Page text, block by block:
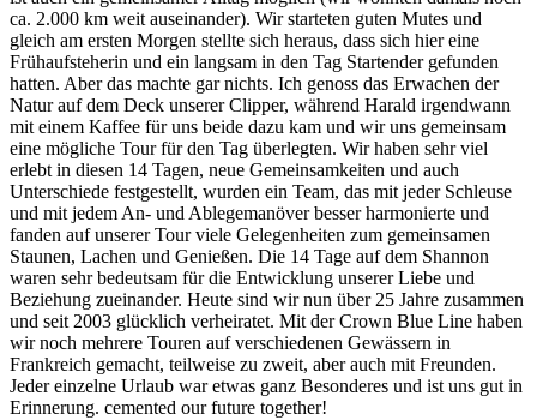
ca. 2.000 km weit auseinander). Wir starteten guten Mutes und
gleich am ersten Morgen stellte sich heraus, dass sich hier eine
Frühaufsteherin und ein langsam in den Tag Startender gefunden
hatten. Aber das machte gar nichts. Ich genoss das Erwachen der
Natur auf dem Deck unserer Clipper, während Harald irgendwann
mit einem Kaffee für uns beide dazu kam und wir uns gemeinsam
eine mögliche Tour für den Tag überlegten. Wir haben sehr viel
erlebt in diesen 14 Tagen, neue Gemeinsamkeiten und auch
Unterschiede festgestellt, wurden ein Team, das mit jeder Schleuse
und mit jedem An- und Ablegemanöver besser harmonierte und
fanden auf unserer Tour viele Gelegenheiten zum gemeinsamen
Staunen, Lachen und Genießen. Die 14 Tage auf dem Shannon
waren sehr bedeutsam für die Entwicklung unserer Liebe und
Beziehung zueinander. Heute sind wir nun über 25 Jahre zusammen
und seit 2003 glücklich verheiratet. Mit der Crown Blue Line haben
wir noch mehrere Touren auf verschiedenen Gewässern in
Frankreich gemacht, teilweise zu zweit, aber auch mit Freunden.
Jeder einzelne Urlaub war etwas ganz Besonderes und ist uns gut in
Erinnerung. cemented our future together!